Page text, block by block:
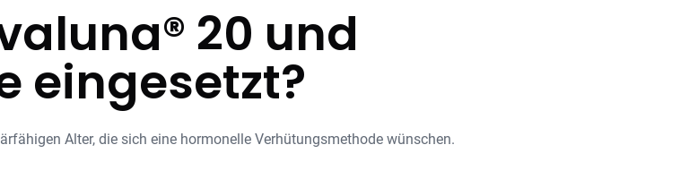
20 und
eingesetzt?
Alter, die sich eine hormonelle Verhütungsmethode wünschen.